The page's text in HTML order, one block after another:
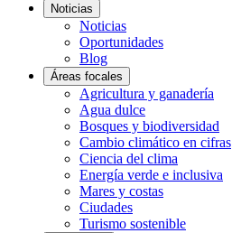
Noticias
Noticias
Oportunidades
Blog
Áreas focales
Agricultura y ganadería
Agua dulce
Bosques y biodiversidad
Cambio climático en cifras
Ciencia del clima
Energía verde e inclusiva
Mares y costas
Ciudades
Turismo sostenible